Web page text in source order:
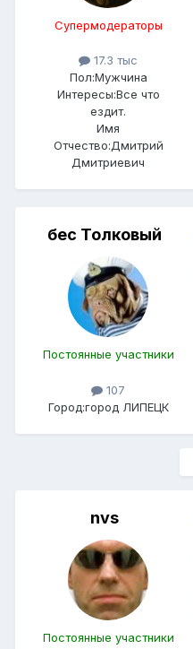
Супермодераторы
17.3 тыс
Пол:Мужчина
Интересы:Все что
ездит.
Имя
Отчество:Дмитрий
Дмитриевич
бес Толковый
Постоянные участники
107
Город:город ЛИПЕЦК
nvs
Постоянные участники